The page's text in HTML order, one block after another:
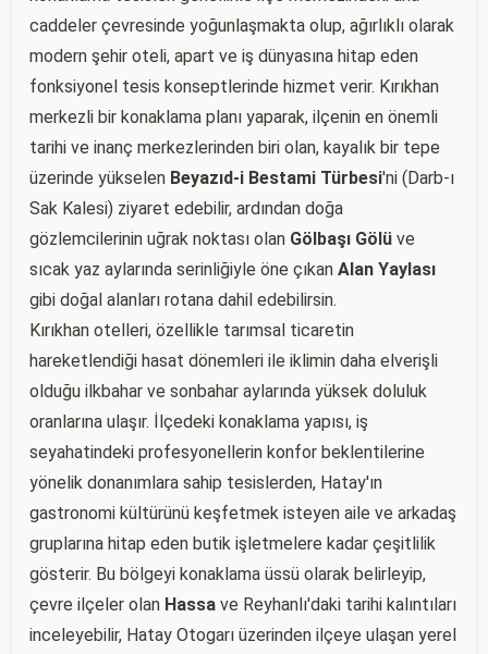
caddeler çevresinde yoğunlaşmakta olup, ağırlıklı olarak
modern şehir oteli, apart ve iş dünyasına hitap eden
fonksiyonel tesis konseptlerinde hizmet verir. Kırıkhan
merkezli bir konaklama planı yaparak, ilçenin en önemli
tarihi ve inanç merkezlerinden biri olan, kayalık bir tepe
üzerinde yükselen Beyazıd-i Bestami Türbesi'ni (Darb-ı
Sak Kalesi) ziyaret edebilir, ardından doğa
gözlemcilerinin uğrak noktası olan Gölbaşı Gölü ve
sıcak yaz aylarında serinliğiyle öne çıkan Alan Yaylası
gibi doğal alanları rotana dahil edebilirsin.
Kırıkhan otelleri, özellikle tarımsal ticaretin
hareketlendiği hasat dönemleri ile iklimin daha elverişli
olduğu ilkbahar ve sonbahar aylarında yüksek doluluk
oranlarına ulaşır. İlçedeki konaklama yapısı, iş
seyahatindeki profesyonellerin konfor beklentilerine
yönelik donanımlara sahip tesislerden, Hatay'ın
gastronomi kültürünü keşfetmek isteyen aile ve arkadaş
gruplarına hitap eden butik işletmelere kadar çeşitlilik
gösterir. Bu bölgeyi konaklama üssü olarak belirleyip,
çevre ilçeler olan Hassa ve Reyhanlı'daki tarihi kalıntıları
inceleyebilir, Hatay Otogarı üzerinden ilçeye ulaşan yerel